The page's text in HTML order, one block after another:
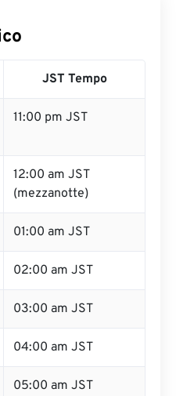
JST Tempo
11:00 pm JST
12:00 am JST
(mezzanotte)
01:00 am JST
02:00 am JST
03:00 am JST
04:00 am JST
05:00 am JST